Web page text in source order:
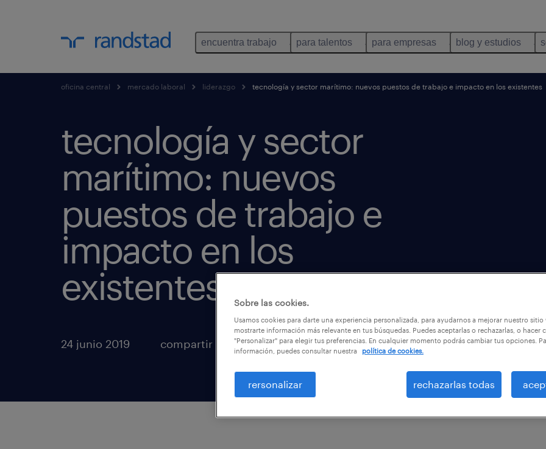
encuentra trabajo para talentos para empresas blog y estudios
oficina central mercado laboral liderazgo tecnología y sector marítimo: nuevos puestos de trabajo e impacto en los existentes
tecnología y sector
marítimo: nuevos
puestos de trabajo e
impacto en los
existentes
24 junio 2019 compartir artículos
Sobre las cookies.
Usamos cookies para darte una experiencia personalizada, para ayudarnos a mejorar nuestro sitio
mostrarte información más relevante en tus búsquedas. Puedes aceptarlas o rechazarlas, o hacer
"Personalizar" para elegir tus preferencias. En cualquier momento podrás cambiar tus opciones.
información, puedes consultar nuestra
política de cookies.
rersonalizar rechazarlas todas